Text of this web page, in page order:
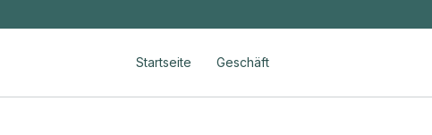
Startseite Geschäft